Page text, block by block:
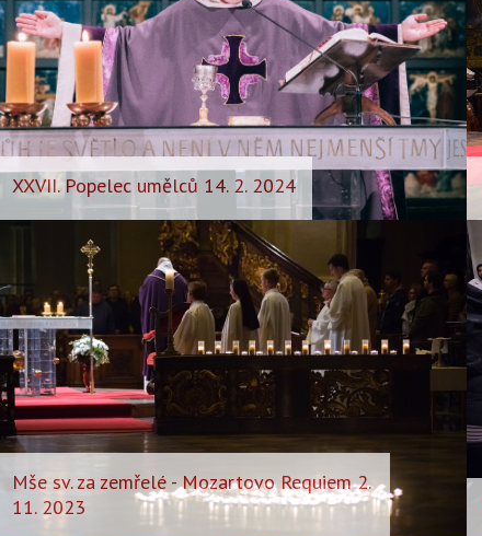
XXVII. Popelec umělců 14. 2. 2024
Mše sv. za zemřelé - Mozartovo Requiem 2.
11. 2023